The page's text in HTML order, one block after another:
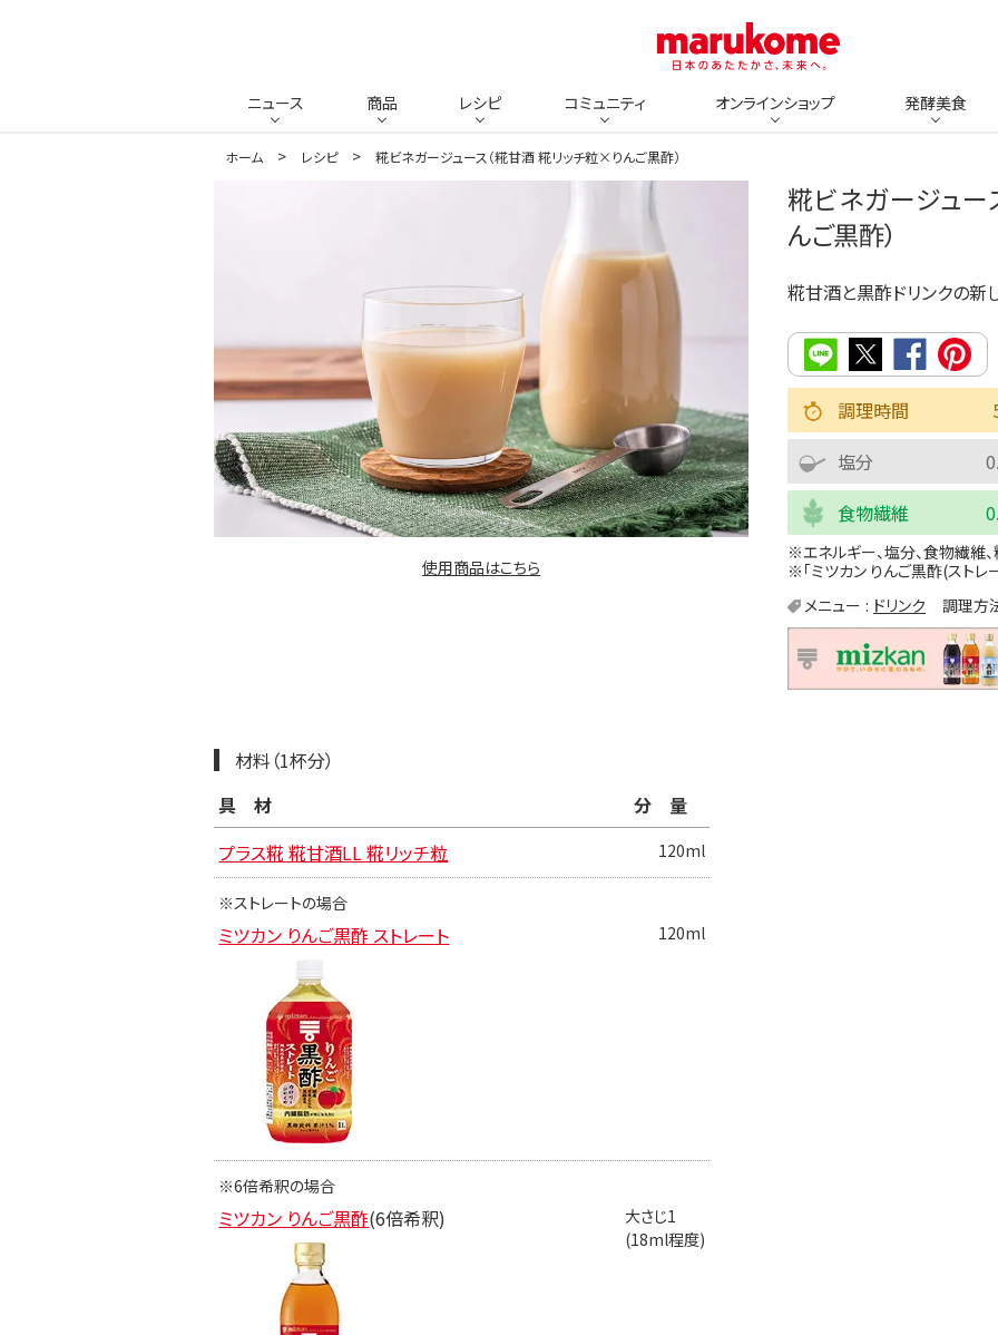
ニュース 商品 レシピ コミュニティ オンラインショップ 発酵美食
ホーム レシピ 糀ビネガージュース（糀甘酒 糀リッチ粒×りんご黒酢）
使用商品はこちら
糀ビネガージュ
んご黒酢）
糀甘酒と黒酢ドリンクの
調理時間
塩分
食物繊維
※エネルギー、塩分、食物繊維
※「ミツカン りんご黒酢(ストレ
メニュー
ドリンク 調理方
材料（1杯分）
具材
分量
プラス糀 糀甘酒LL 糀リッチ粒
120ml
※ストレートの場合
ミツカン りんご黒酢 ストレート 120ml
※6倍希釈の場合
ミツカン りんご黒酢(6倍希釈)
大さじ1
(18ml程度)